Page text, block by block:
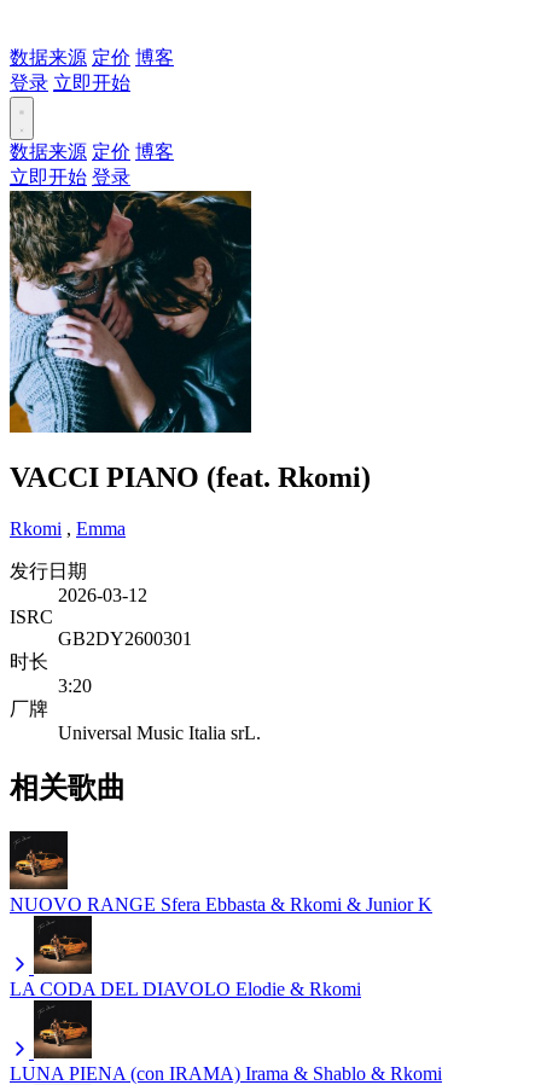
数据来源 定价 博客
登录 立即开始
数据来源 定价 博客
立即开始 登录
VACCI PIANO (feat. Rkomi)
Rkomi , Emma
发行日期
2026-03-12
ISRC
GB2DY2600301
时长
3:20
厂牌
Universal Music Italia srL.
相关歌曲
NUOVO RANGE Sfera Ebbasta & Rkomi & Junior K
LA CODA DEL DIAVOLO Elodie & Rkomi
LUNA PIENA (con IRAMA) Irama & Shablo & Rkomi